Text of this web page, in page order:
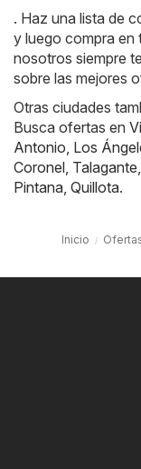
. Haz una lista de
y luego compra en
nosotros siempre
sobre las mejores
Otras ciudades
Busca ofertas en
Antonio, Los
Coronel, Talagante,
Pintana, Quillota.
Inicio